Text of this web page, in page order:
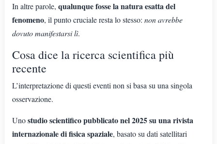
In altre parole, qualunque fosse la natura esatta del
fenomeno, il punto cruciale resta lo stesso: non avrebbe
dovuto manifestarsi lì.
Cosa dice la ricerca scientifica più
recente
L’interpretazione di questi eventi non si basa su una singola
osservazione.
Unostudio scientifico pubblicato nel 2025 su una rivista
internazionale di fisica spaziale, basato su dati satellitari